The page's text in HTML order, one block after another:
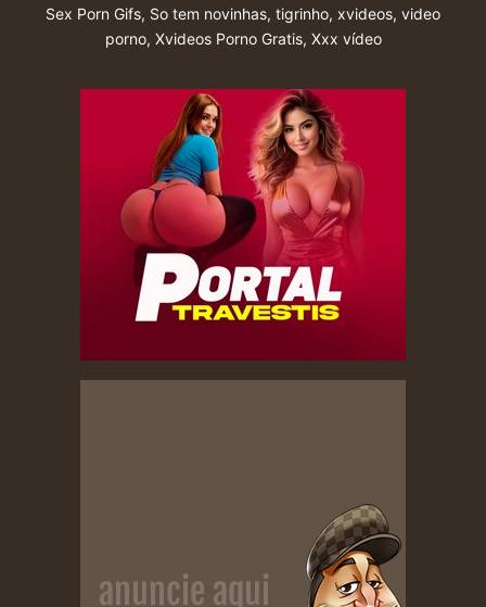
Sex Porn Gifs, So tem novinhas, tigrinho, xvideos, video
porno, Xvideos Porno Gratis, Xxx vídeo